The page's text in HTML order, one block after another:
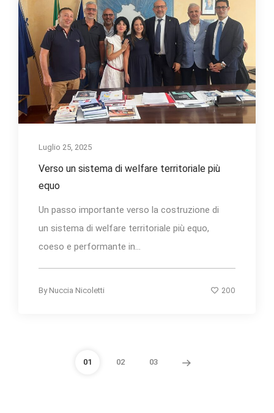
Luglio 25, 2025
Verso un sistema di welfare territoriale più
equo
Un passo importante verso la costruzione di
un sistema di welfare territoriale più equo,
coeso e performante in...
By Nuccia Nicoletti 200
01 02 03